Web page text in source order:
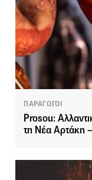
ΠΑΡΑΓΩΓΟΙ
Prosou:
τη Νέα Αρτάκη –